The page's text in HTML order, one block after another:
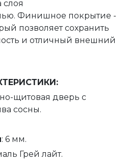
слоя
Финишное покрытие -
позволяет сохранить
и отличный внешний
щитовая дверь с
сосны.
: 6 мм.
Грей лайт.